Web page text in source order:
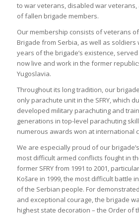
to war veterans, disabled war
of fallen brigade members.
Our membership consists of veterans
Brigade from Serbia, as well as soldiers
years of the brigade’s existence,
now live and work in the former
Yugoslavia.
Throughout its long tradition, our
only parachute unit in the SFRY, which
developed military parachuting and
generations in top-level parachuting
numerous awards won at international
We are especially proud of our
most difficult armed conflicts fought in
former SFRY from 1991 to 2001,
Košare in 1999, the most difficult battle
of the Serbian people. For
and exceptional courage, the brigade
highest state decoration – the Order of